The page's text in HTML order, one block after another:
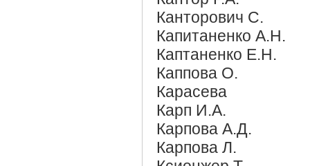
Канторович С.
Капитаненко А.Н.
Каптаненко Е.Н.
Каппова О.
Карасева
Карп И.А.
Карпова А.Д.
Карпова Л.